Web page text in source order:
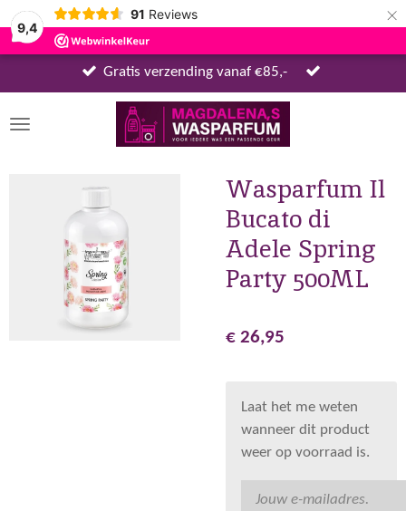
9,4
91 Reviews ×
Gratis verzending vanaf €85,-
Wasparfum Il
Bucato di
Adele Spring
Party 500ML
€ 26,95
Laat het me weten
wanneer dit product
weer op voorraad is.